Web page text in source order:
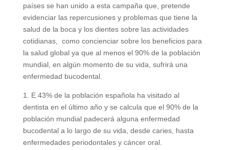
países se han unido a esta campaña que, pretende
evidenciar las repercusiones y problemas que tiene la
salud de la boca y los dientes sobre las actividades
cotidianas, como concienciar sobre los beneficios para
la salud global ya que al menos el 90% de la población
mundial, en algún momento de su vida, sufrirá una
enfermedad bucodental.
1. E 43% de la población española ha visitado al
dentista en el último año y se calcula que el 90% de la
población mundial padecerá alguna enfermedad
bucodental a lo largo de su vida, desde caries, hasta
enfermedades periodontales y cáncer oral.